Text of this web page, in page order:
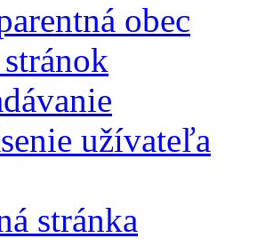
obec
užívateľa
stránka